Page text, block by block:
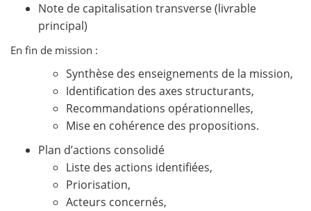
Note de capitalisation transverse (livrable
principal)
En fin de mission :
Synthèse des enseignements de la mission,
Identification des axes structurants,
Recommandations opérationnelles,
Mise en cohérence des propositions.
Plan d’actions consolidé
Liste des actions identifiées,
Priorisation,
Acteurs concernés,